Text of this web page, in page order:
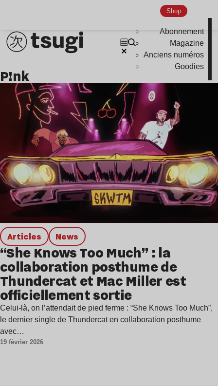
Shop
Abonnement
Magazine
Anciens numéros
Goodies
p!nk
Articles news
“She Knows Too Much” : la
collaboration posthume de
Thundercat et Mac Miller est
officiellement sortie
Celui-là, on l’attendait de pied ferme : “She Knows Too Much”,
le dernier single de Thundercat en collaboration posthume
avec…
19 février 2026